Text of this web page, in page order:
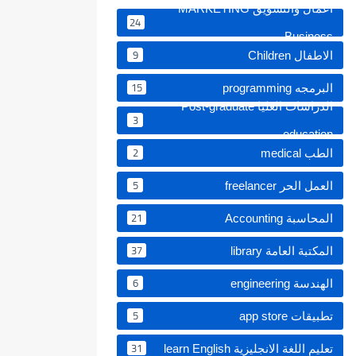
اعمال والتسويق MARKETING
Business
24
الاطفال Children 9
البرمجه programming 15
الدراسات العليا Post-graduate
education ‏
3
الطب medical 2
العمل الحر freelancer 5
المحاسبة Accounting 21
المكتبة العامة library 37
الهندسة engineering 6
تطبيقات app store 5
تعليم اللغة الانجليزية learn English 31